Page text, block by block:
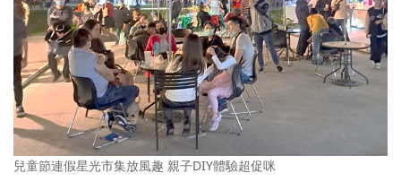
兒童節連假星光市集放風趣 親子DIY體驗超促咪